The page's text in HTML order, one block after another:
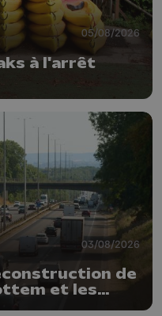
05/08/2026
à l'arrêt
03/08/2026
de
et les
d'Aix